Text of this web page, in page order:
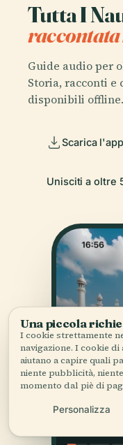
Tutta I
raccontata
Guide audio per
Storia, racconti e
disponibili offline.
Scarica l'app
Unisciti a oltre
Una piccola
I cookie strettamente
navigazione. I cookie
aiutano a capire quali
niente pubblicità,
momento dal piè di
Personalizza